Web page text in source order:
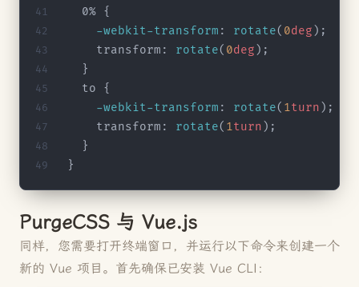
  0% {
    -webkit-transform
: rotate( 0deg );
    transform:
rotate( 0deg );
  }
  to {
    -webkit-transform
: rotate( 1turn );
    transform:
rotate( 1turn );
  }
}
PurgeCSS 与 Vue.js
同样，您需要打开终端窗口，并运行以下命令来创建一个
新的 Vue 项目。首先确保已安装 Vue CLI：